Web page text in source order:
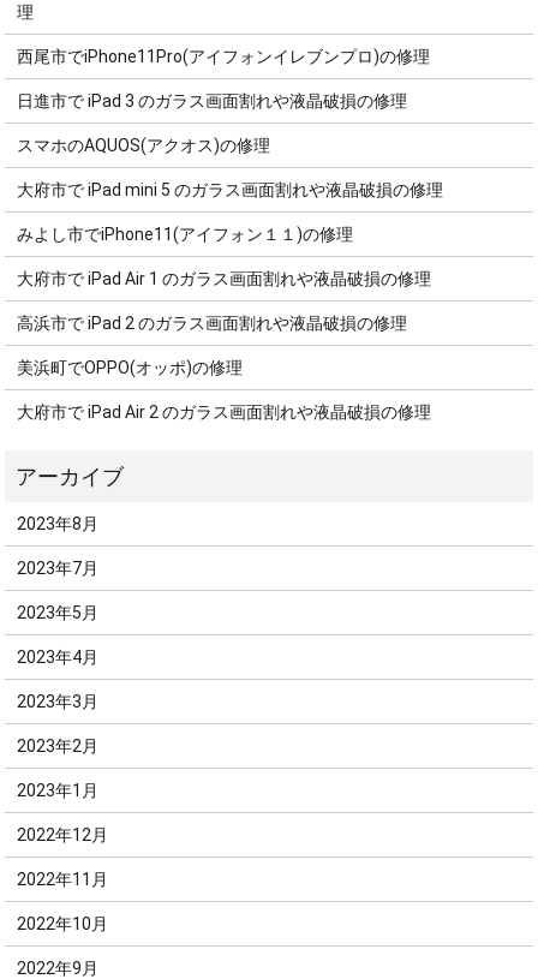
理
西尾市でiPhone11Pro(アイフォンイレブンプロ)の修理
日進市で iPad 3 のガラス画面割れや液晶破損の修理
スマホのAQUOS(アクオス)の修理
大府市で iPad mini 5 のガラス画面割れや液晶破損の修理
みよし市でiPhone11(アイフォン１１)の修理
大府市で iPad Air 1 のガラス画面割れや液晶破損の修理
高浜市で iPad 2 のガラス画面割れや液晶破損の修理
美浜町でOPPO(オッポ)の修理
大府市で iPad Air 2 のガラス画面割れや液晶破損の修理
2023年8月
2023年7月
2023年5月
2023年4月
2023年3月
2023年2月
2023年1月
2022年12月
2022年11月
2022年10月
2022年9月